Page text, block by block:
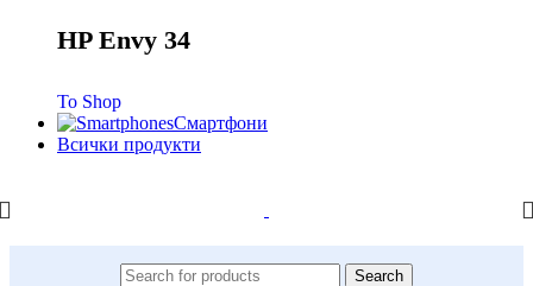
HP Envy 34
To Shop
Смартфони
Всички продукти
Search